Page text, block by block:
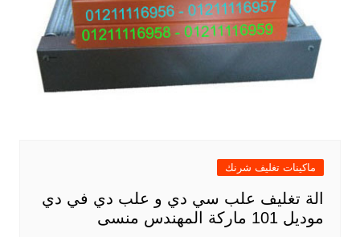
ماكينات تغليف شرنك
الة تغليف علب سي دي و علب دي في دي
موديل 101 ماركة المهندس منسى